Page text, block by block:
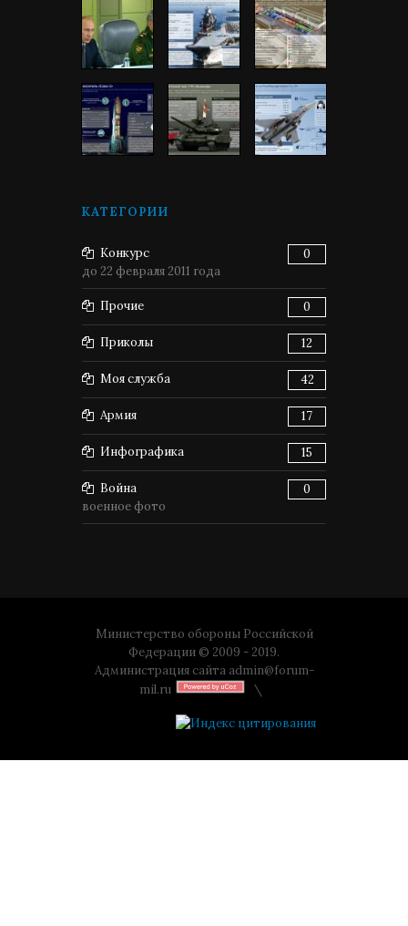
КАТЕГОРИИ
Конкурс
0
до 22 февраля 2011 года
Прочие 0
Приколы 12
Моя служба 42
Армия 17
Инфографика 15
Война
0
военное фото
Министерство обороны Российской
Федерации © 2009 - 2019.
Администрация сайта admin@forum-
mil.ru